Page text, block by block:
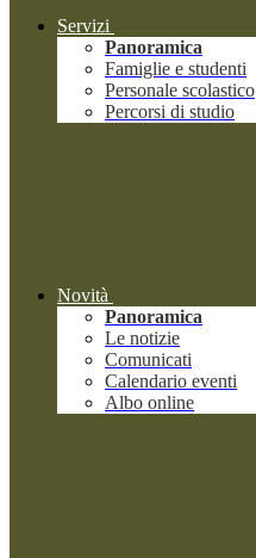
Servizi
Panoramica
Famiglie e studenti
Personale scolastico
Percorsi di studio
Novità
Panoramica
Le notizie
Comunicati
Calendario eventi
Albo online